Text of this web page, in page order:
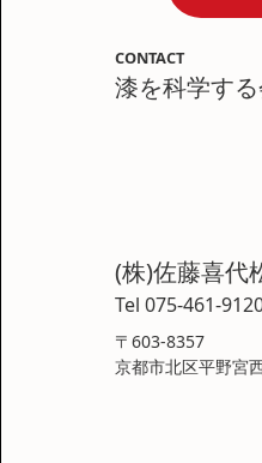
CONTACT
漆を科学す
(株)佐藤喜代
Tel 075-461-
〒603-8357
京都市北区平野宮